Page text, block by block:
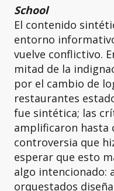
School
El contenido
entorno
vuelve conflictivo.
mitad de la
por el cambio de
restaurantes
fue sintética; las
amplificaron hasta
controversia que
esperar que esto
algo intencionado:
orquestados